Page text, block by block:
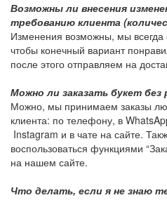
Возможны ли внесения
требованию клиента
Изменения возможны, мы всегда
чтобы конечный вариант
после этого отправляем на
Можно ли заказать букет
Можно, мы принимаем заказы
клиента: по телефону, в
Instagram и в чате на сайте.
воспользоваться функциями
на нашем сайте.
Что делать, если я не знаю